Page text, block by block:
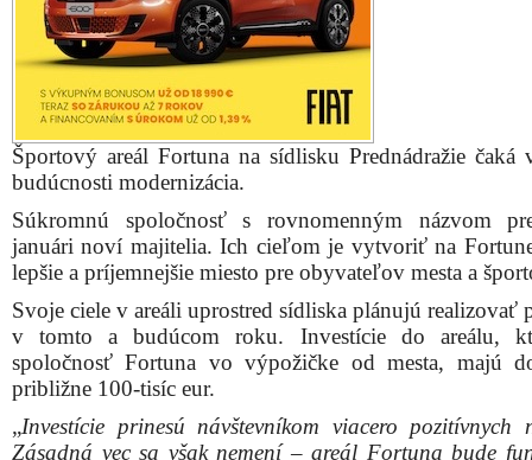
Investície prinesú návštevníkom viacero pozitívnych
Zásadná vec sa však nemení – areál Fortuna bude
rovnakom režime ako doteraz. Areál zostane voľne
pre všetkých, s tým rozdielom, že návštevníkom Fortuny
prinesieme vyššiu kvalitu v podobe modernejších a
priestorov,“ hovorí spolumajiteľ spoločnosti Vladimír